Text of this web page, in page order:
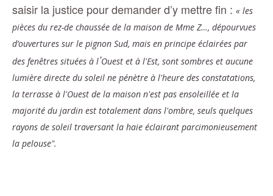
saisir la justice pour demander d’y mettre fin : « les
pièces du rez-de chaussée de la maison de Mme Z…, dépourvues
d’ouvertures sur le pignon Sud, mais en principe éclairées par
des fenêtres situées à l’Ouest et à l'Est, sont sombres et aucune
lumière directe du soleil ne pénètre à l'heure des constatations,
la terrasse à l'Ouest de la maison n'est pas ensoleillée et la
majorité du jardin est totalement dans l'ombre, seuls quelques
rayons de soleil traversant la haie éclairant parcimonieusement
la pelouse".